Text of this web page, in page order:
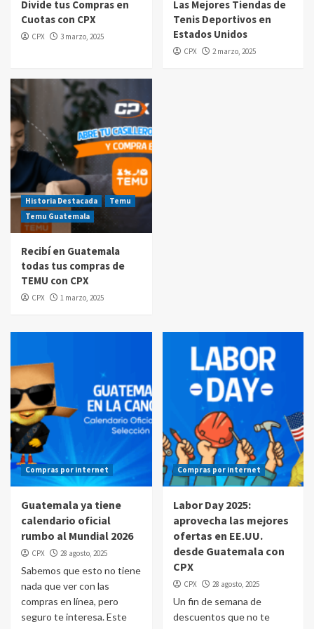
$20 de reintegro en tus compras Amazon
Prime Day Guatemala 2025
Divide tus Compras en
Cuotas con CPX
CPX 3 marzo, 2025
Las Mejores Tiendas de
Tenis Deportivos en
Estados Unidos
CPX 2 marzo, 2025
Historia Destacada
Temu
Temu Guatemala
Recibí en Guatemala
todas tus compras de
TEMU con CPX
CPX 1 marzo, 2025
Compras por internet
Guatemala ya tiene
calendario oficial
rumbo al Mundial 2026
CPX 28 agosto, 2025
Sabemos que esto no tiene
nada que ver con las
compras en línea, pero
seguro te interesa. Este
Compras por internet
Labor Day 2025:
aprovecha las mejores
ofertas en EE.UU.
desde Guatemala con
CPX
CPX 28 agosto, 2025
Un fin de semana de
descuentos que no te